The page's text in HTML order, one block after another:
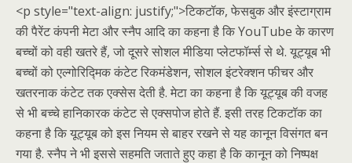
<p style="text-align: justify;">टिकटॉक, फेसबुक और इंस्टाग्राम
की पैरेंट कंपनी मेटा और स्नैप आदि का कहना है कि YouTube के कारण
बच्चों को वही खतरे हैं, जो दूसरे सोशल मीडिया प्लेटफॉर्म्स से थे. यूट्यूब भी
बच्चों को एल्गोरिद्मिक कंटेट रिकमंडेशन, सोशल इंटरेक्शन फीचर और
खतरनाक कंटेट तक एक्सेस देती है. मेटा का कहना है कि यूट्यूब की वजह
से भी बच्चे हानिकारक कंटेट से एक्सपोज होते हैं. इसी तरह टिकटॉक का
कहना है कि यूट्यूब को इस नियम से बाहर रखने से यह कानून विसंगत बन
गया है. स्नैप ने भी इससे सहमति जताते हुए कहा है कि कानून को निष्पक्ष